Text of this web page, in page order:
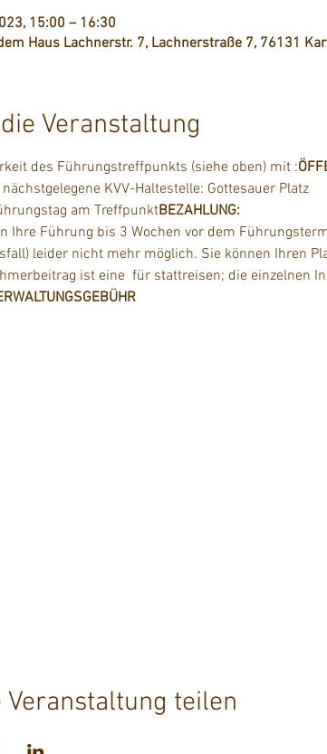
15:00 – 16:30
Haus Lachnerstr. 7, Lachnerstraße 7, 76131
Veranstaltung
des Führungstreffpunkts (siehe oben) mit :
KVV-Haltestelle: Gottesauer Platz
am TreffpunktBEZAHLUNG:
Ihre Führung bis 3 Wochen vor dem
leider nicht mehr möglich. Sie können Ihren
ist eine für stattreisen; die einzelnen
Veranstaltung teilen